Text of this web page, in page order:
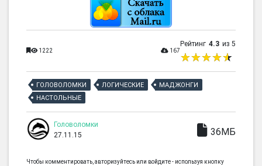
1222 167
Рейтинг 4.3 из 5
ГОЛОВОЛОМКИ ЛОГИЧЕСКИЕ
МАДЖОНГИ
НАСТОЛЬНЫЕ
Головоломки
27.11.15
36МБ
Чтобы комментировать, авторизуйтесь или войдите - используя кнопку